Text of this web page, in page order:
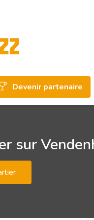
Devenir partenaire
sur